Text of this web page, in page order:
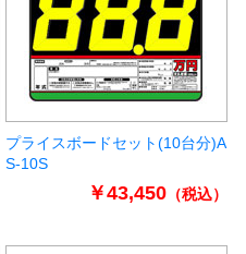
プライスボードセット(10台分)A
S-10S
￥43,450（税込）